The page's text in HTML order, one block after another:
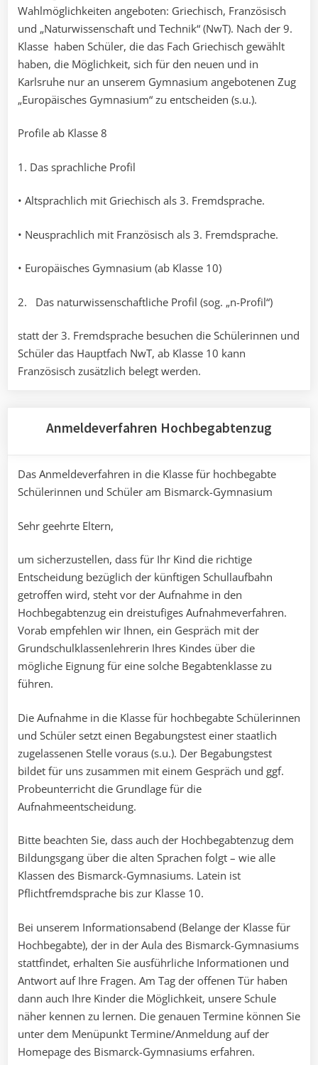
Wahlmöglichkeiten angeboten: Griechisch, Französisch
und „Naturwissenschaft und Technik“ (NwT). Nach der 9.
Klasse haben Schüler, die das Fach Griechisch gewählt
haben, die Möglichkeit, sich für den neuen und in
Karlsruhe nur an unserem Gymnasium angebotenen Zug
„Europäisches Gymnasium“ zu entscheiden (s.u.).
Profile ab Klasse 8
1. Das sprachliche Profil
• Altsprachlich mit Griechisch als 3. Fremdsprache.
• Neusprachlich mit Französisch als 3. Fremdsprache.
• Europäisches Gymnasium (ab Klasse 10)
2. Das naturwissenschaftliche Profil (sog. „n-Profil“)
statt der 3. Fremdsprache besuchen die Schülerinnen und
Schüler das Hauptfach NwT, ab Klasse 10 kann
Französisch zusätzlich belegt werden.
Anmeldeverfahren Hochbegabtenzug
Das Anmeldeverfahren in die Klasse für hochbegabte
Schülerinnen und Schüler am Bismarck-Gymnasium
Sehr geehrte Eltern,
um sicherzustellen, dass für Ihr Kind die richtige
Entscheidung bezüglich der künftigen Schullaufbahn
getroffen wird, steht vor der Aufnahme in den
Hochbegabtenzug ein dreistufiges Aufnahmeverfahren.
Vorab empfehlen wir Ihnen, ein Gespräch mit der
Grundschulklassenlehrerin Ihres Kindes über die
mögliche Eignung für eine solche Begabtenklasse zu
führen.
Die Aufnahme in die Klasse für hochbegabte Schülerinnen
und Schüler setzt einen Begabungstest einer staatlich
zugelassenen Stelle voraus (s.u.). Der Begabungstest
bildet für uns zusammen mit einem Gespräch und ggf.
Probeunterricht die Grundlage für die
Aufnahmeentscheidung.
Bitte beachten Sie, dass auch der Hochbegabtenzug dem
Bildungsgang über die alten Sprachen folgt – wie alle
Klassen des Bismarck-Gymnasiums. Latein ist
Pflichtfremdsprache bis zur Klasse 10.
Bei unserem Informationsabend (Belange der Klasse für
Hochbegabte), der in der Aula des Bismarck-Gymnasiums
stattfindet, erhalten Sie ausführliche Informationen und
Antwort auf Ihre Fragen. Am Tag der offenen Tür haben
dann auch Ihre Kinder die Möglichkeit, unsere Schule
näher kennen zu lernen. Die genauen Termine können Sie
unter dem Menüpunkt Termine/Anmeldung auf der
Homepage des Bismarck-Gymnasiums erfahren.